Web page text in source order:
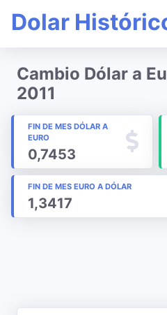
Dolar
Cambio Dólar a
2011
FIN DE MES DÓLAR A
EURO
0,7453
FIN DE MES EURO A DÓLAR
1,3417